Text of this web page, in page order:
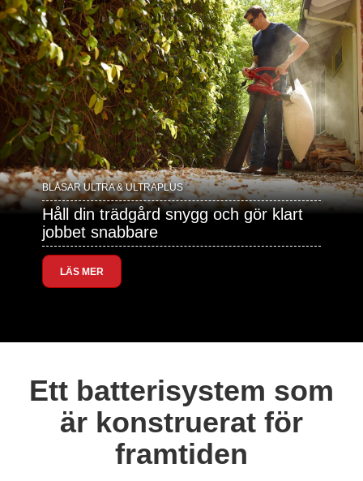
BLÅSAR ULTRA & ULTRAPLUS
Håll din trädgård snygg och gör klart
jobbet snabbare
LÄS MER
Ett batterisystem som
är konstruerat för
framtiden